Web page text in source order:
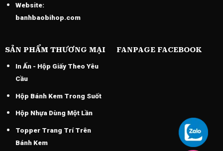
Website:
banhbaobihop.com
SẢN PHẨM THƯƠNG MẠI
In Ấn - Hộp Giấy Theo Yêu
Cầu
Hộp Bánh Kem Trong Suốt
Hộp Nhựa Dùng Một Lần
Topper Trang Trí Trên
Bánh Kem
FANPAGE FACEBOOK